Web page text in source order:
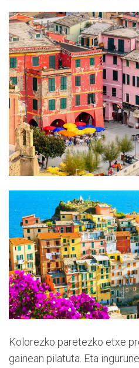
Kolorezko paretezko etxe
gainean pilatuta. Eta